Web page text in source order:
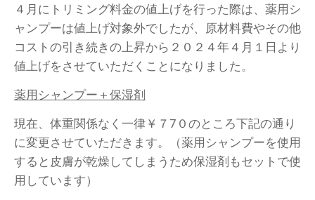
４月にトリミング料金の値上げを行った際は、薬用シ
ャンプーは値上げ対象外でしたが、原材料費やその他
コストの引き続きの上昇から２０２４年４月１日より
値上げをさせていただくことになりました。
薬用シャンプー＋保湿剤
現在、体重関係なく一律￥７7０のところ下記の通り
に変更させていただきます。（薬用シャンプーを使用
すると皮膚が乾燥してしまうため保湿剤もセットで使
用しています）